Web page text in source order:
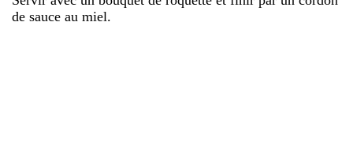
de sauce au miel.